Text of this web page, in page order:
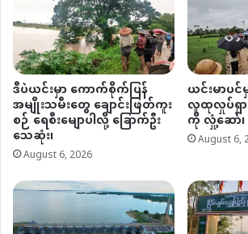
ဒီပဲယင်းမှာ ကောက်စိုက်ပြန်
အမျိုးသမီးတွေ ချောင်းဖြတ်ကူး
စဉ် ရေစီးမျောပါလို့ ခြောက်ဦး
သေဆုံး၊
August 6, 2026
ယင်းမာပ
လူထုလှုပ်ရှ
ကို လှုံ့ဆော်၊
August 6,